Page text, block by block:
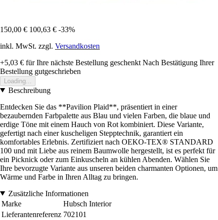
150,00 € 100,63 € -33%
inkl. MwSt. zzgl. Versandkosten
+5,03 € für Ihre nächste Bestellung geschenkt Nach Bestätigung Ihrer
Bestellung gutgeschrieben
Loading...
Beschreibung
Entdecken Sie das **Pavilion Plaid**, präsentiert in einer
bezaubernden Farbpalette aus Blau und vielen Farben, die blaue und
erdige Töne mit einem Hauch von Rot kombiniert. Diese Variante,
gefertigt nach einer kuscheligen Stepptechnik, garantiert ein
komfortables Erlebnis. Zertifiziert nach OEKO-TEX® STANDARD
100 und mit Liebe aus reinem Baumwolle hergestellt, ist es perfekt für
ein Picknick oder zum Einkuscheln an kühlen Abenden. Wählen Sie
Ihre bevorzugte Variante aus unseren beiden charmanten Optionen, um
Wärme und Farbe in Ihren Alltag zu bringen.
Zusätzliche Informationen
Marke
Hubsch Interior
Lieferantenreferenz 702101